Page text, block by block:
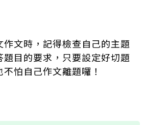
文時，記得檢查自己的主題
目的要求，只要設定好切題
怕自己作文離題囉！